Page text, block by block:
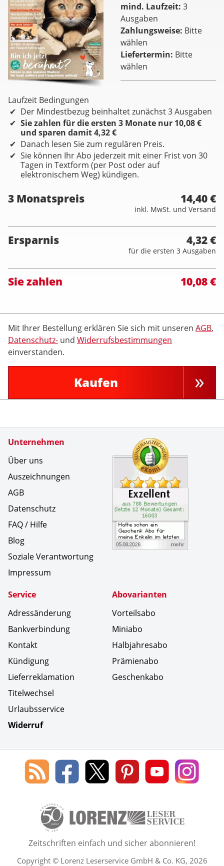
mind. Laufzeit 3
Ausgaben
Zahlungsweise Bitte
wählen
Liefertermin Bitte
wählen
Laufzeit Bedingungen
Der Mindestbezug beinhaltet zunächst 3 Ausgaben
Sie zahlen für die ersten 3 Monate nur 10,08 €
und sparen damit 4,32 €
Danach lesen Sie zum regulären Preis.
Sie können Ihr Abo jederzeit mit einer Frist von 30
Tagen in Textform (per Post oder auf
elektronischem Weg) kündigen.
3 Monatspreis 14,40 €
inkl. MwSt. und Versand
Ersparnis 4,32 €
für die ersten 3 Ausgaben
Sie zahlen 10,08 €
Mit Ihrer Bestellung erklären Sie sich mit unseren AGB,
Datenschutz- und Widerrufsbestimmungen
einverstanden.
Kaufen
Unternehmen
Über uns
Auszeichnungen
AGB
Datenschutz
FAQ / Hilfe
Blog
Soziale Verantwortung
Impressum
Service
Adressänderung
Bankverbindung
Kontakt
Kündigung
Lieferreklamation
Titelwechsel
Urlaubsservice
Widerruf
Abovarianten
Vorteilsabo
Miniabo
Halbjahresabo
Prämienabo
Geschenkabo
Zertifikate
Social Media
Blog
des
Leserservice
Lorenz
Leserservice
Lorenz
Leserservice
Lorenz
Leserservice
Lorenz
Leserservice
Lorenz
50 Lesefreude im Abo Jahre
Zeitschriften einfach und sicher abonnieren!
Copyright © Lorenz Leserservice GmbH & Co. KG, 2026